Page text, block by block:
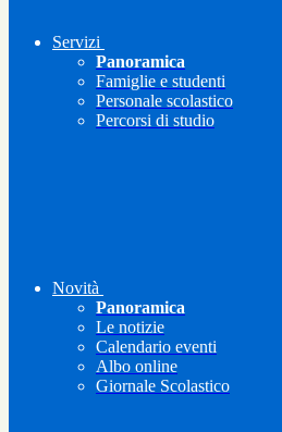
Servizi
Panoramica
Famiglie e studenti
Personale scolastico
Percorsi di studio
Novità
Panoramica
Le notizie
Calendario eventi
Albo online
Giornale Scolastico